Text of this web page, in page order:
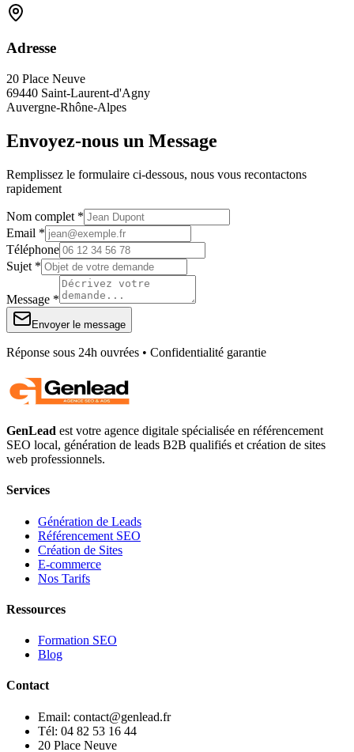
Adresse
20 Place Neuve
69440 Saint-Laurent-d'Agny
Auvergne-Rhône-Alpes
Envoyez-nous un Message
Remplissez le formulaire ci-dessous, nous vous recontactons
rapidement
Nom complet *
Email *
Téléphone
Sujet *
Message *
Envoyer le message
Réponse sous 24h ouvrées • Confidentialité garantie
GenLead est votre agence digitale spécialisée en référencement
SEO local, génération de leads B2B qualifiés et création de sites
web professionnels.
Services
Génération de Leads
Référencement SEO
Création de Sites
E-commerce
Nos Tarifs
Ressources
Formation SEO
Blog
Contact
Email: contact@genlead.fr
Tél: 04 82 53 16 44
20 Place Neuve